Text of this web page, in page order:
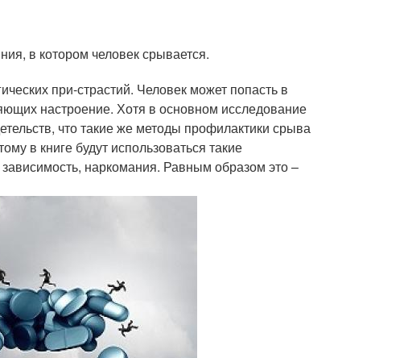
в котором человек срывается.
при-страстий. Человек может попасть в
настроение. Хотя в основном исследование
что такие же методы профилактики срыва
в книге будут использоваться такие
наркомания. Равным образом это –